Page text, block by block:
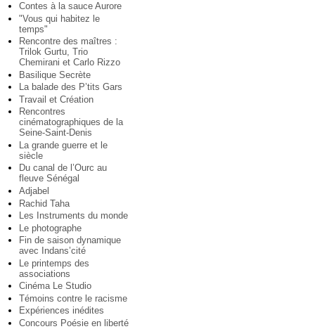
Contes à la sauce Aurore
"Vous qui habitez le
temps"
Rencontre des maîtres :
Trilok Gurtu, Trio
Chemirani et Carlo Rizzo
Basilique Secrète
La balade des P’tits Gars
Travail et Création
Rencontres
cinématographiques de la
Seine-Saint-Denis
La grande guerre et le
siècle
Du canal de l’Ourc au
fleuve Sénégal
Adjabel
Rachid Taha
Les Instruments du monde
Le photographe
Fin de saison dynamique
avec Indans’cité
Le printemps des
associations
Cinéma Le Studio
Témoins contre le racisme
Expériences inédites
Concours Poésie en liberté